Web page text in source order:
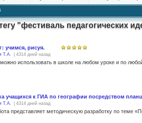
"фестиваль педагогических
учимся, рисуя.
Т.А. | 4314 дней назад
учащихся к ГИА по географии посредством
Т.А. | 4314 дней назад